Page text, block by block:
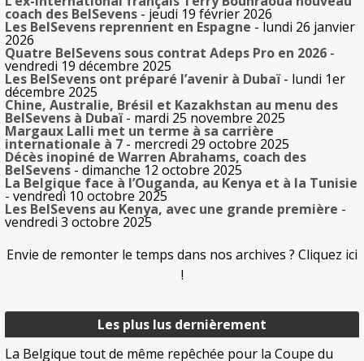
Les plus lus dernièrement
La Belgique tout de même repêchée pour la Coupe du
coach des BelSevens - jeudi 19 février 2026
Les BelSevens reprennent en Espagne - lundi 26 janvier
2026
Quatre BelSevens sous contrat Adeps Pro en 2026 -
vendredi 19 décembre 2025
Les BelSevens ont préparé l’avenir à Dubaï- lundi 1er
décembre 2025
Chine, Australie, Brésil et Kazakhstan au menu des
BelSevens à Dubaï- mardi 25 novembre 2025
Margaux Lalli met un terme à sa carrière
internationale à 7 - mercredi 29 octobre 2025
Décès inopiné de Warren Abrahams, coach des
BelSevens - dimanche 12 octobre 2025
La Belgique face à l’Ouganda, au Kenya et à la Tunisie
- vendredi 10 octobre 2025
Les BelSevens au Kenya, avec une grande première -
vendredi 3 octobre 2025
Envie de remonter le temps dans nos archives ? Cliquez ici
!